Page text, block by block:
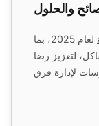
والحلول
لعام 2025، بما
لتعزيز رضا
لإدارة فرق